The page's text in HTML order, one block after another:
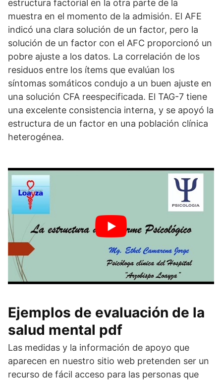
estructura factorial en la otra parte de la
muestra en el momento de la admisión. El AFE
indicó una clara solución de un factor, pero la
solución de un factor con el AFC proporcionó un
pobre ajuste a los datos. La correlación de los
residuos entre los ítems que evalúan los
síntomas somáticos condujo a un buen ajuste en
una solución CFA reespecificada. El TAG-7 tiene
una excelente consistencia interna, y se apoyó la
estructura de un factor en una población clínica
heterogénea.
Ejemplos de evaluación de la
salud mental pdf
Las medidas y la información de apoyo que
aparecen en nuestro sitio web pretenden ser un
recurso de fácil acceso para las personas que